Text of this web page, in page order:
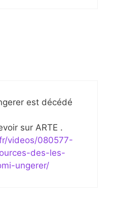
est décédé
sur ARTE .
videos/080577-
des-les-
ungerer/